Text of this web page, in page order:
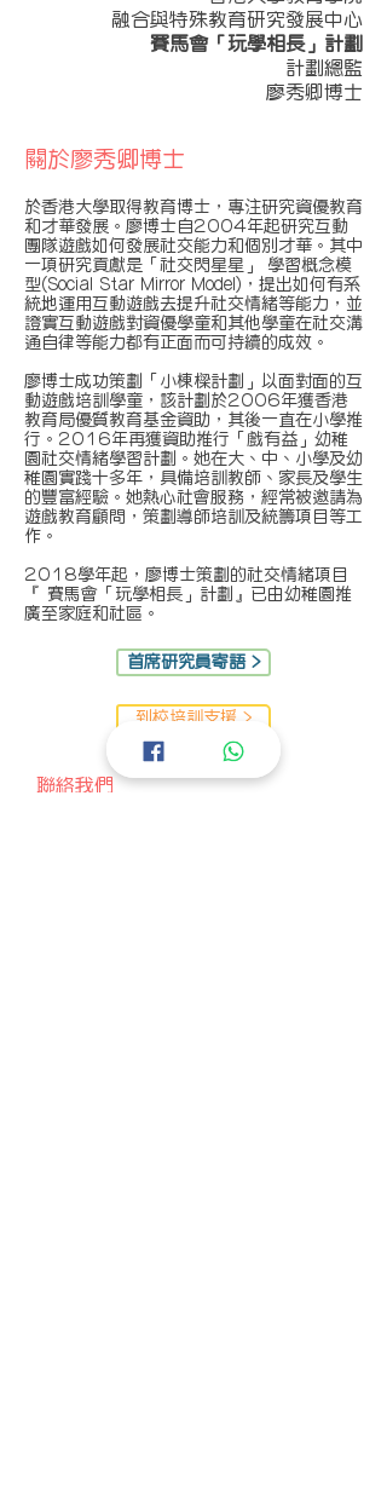
融合與特殊教育研究發展中心
賽馬會「玩學相長」計劃
計劃總監
廖秀卿博士
關於廖秀卿博士
於香港大學取得教育博士，專注研究資優教育
和才華發展。廖博士自2004年起研究互動
團隊遊戲如何發展社交能力和個別才華。其中
一項研究貢獻是「社交閃星星」 學習概念模
型(Social Star Mirror Model)，提出如何有系
統地運用互動遊戲去提升社交情緒等能力，並
證實互動遊戲對資優學童和其他學童在社交溝
通自律等能力都有正面而可持續的成效。
廖博士成功策劃「小棟樑計劃」以面對面的互
動遊戲培訓學童，該計劃於2006年獲香港
教育局優質教育基金資助，其後一直在小學推
行。2016年再獲資助推行「戲有益」幼稚
園社交情緒學習計劃。她在大、中、小學及幼
稚園實踐十多年，具備培訓教師、家長及學生
的豐富經驗。她熱心社會服務，經常被邀請為
遊戲教育顧問，策劃導師培訓及統籌項目等工
作。
2018學年起，廖博士策劃的社交情緒項目
『 賽馬會「玩學相長」計劃』已由幼稚園推
廣至家庭和社區。
首席研究員寄語 >
到校培訓支援 >
聯絡我們